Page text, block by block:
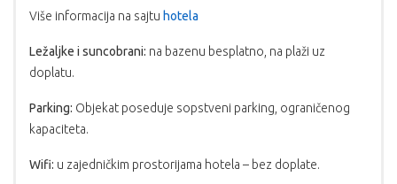
Više informacija na sajtu hotela
Ležaljke i suncobrani: na bazenu besplatno, na plaži uz
doplatu.
Parking: Objekat poseduje sopstveni parking, ograničenog
kapaciteta.
Wifi: u zajedničkim prostorijama hotela – bez doplate.